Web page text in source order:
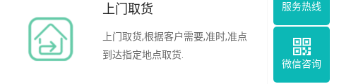
上门取货
上门取货,根据客户需要,准时,准点
到达指定地点取货.
服务热线
微信咨询